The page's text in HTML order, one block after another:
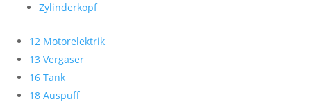
Zylinderkopf
12 Motorelektrik
13 Vergaser
16 Tank
18 Auspuff